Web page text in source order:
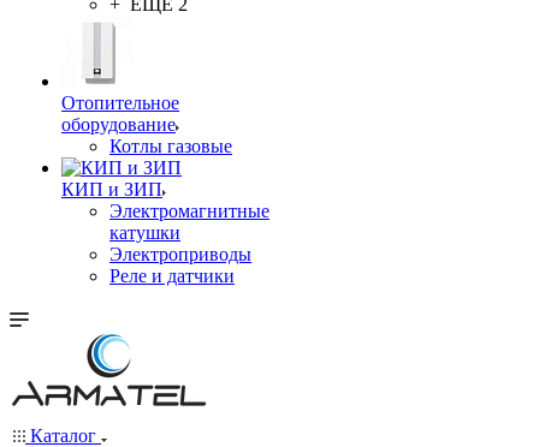
+ ЕЩЕ 2
Отопительное
оборудование
Котлы газовые
КИП и ЗИП
Электромагнитные
катушки
Электроприводы
Реле и датчики
Каталог